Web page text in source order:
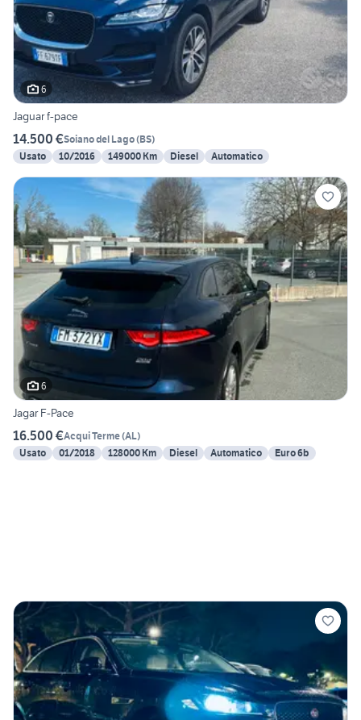
6
Jaguar f-pace
14.500 €Soiano del Lago(BS)
Usato
10/2016 149000 Km Diesel Automatico
6
Jagar F-Pace
16.500 €Acqui Terme(AL)
Usato
01/2018 128000 Km Diesel Automatico Euro 6b